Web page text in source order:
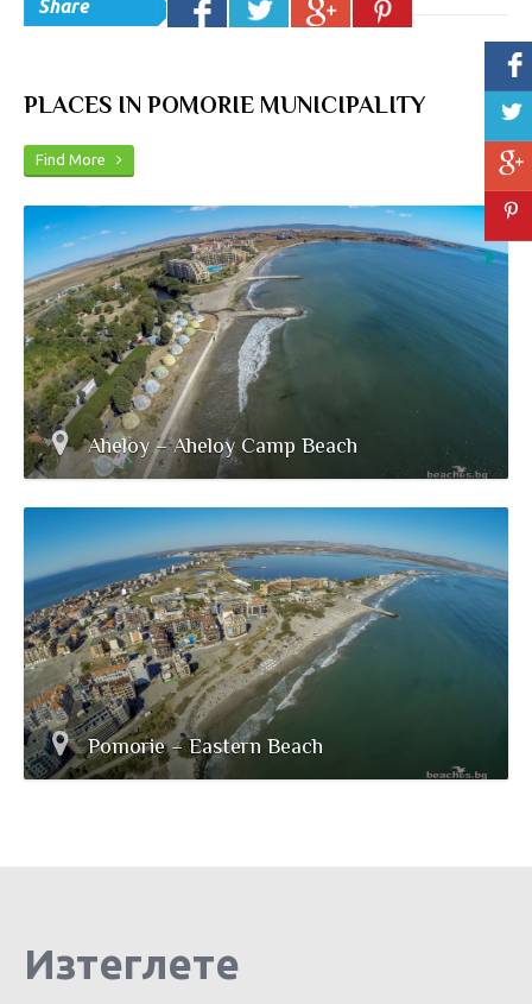
Share
PLACES IN POMORIE MUNICIPALITY
Find More
Aheloy – Aheloy Camp Beach
Pomorie – Eastern Beach
Изтеглете